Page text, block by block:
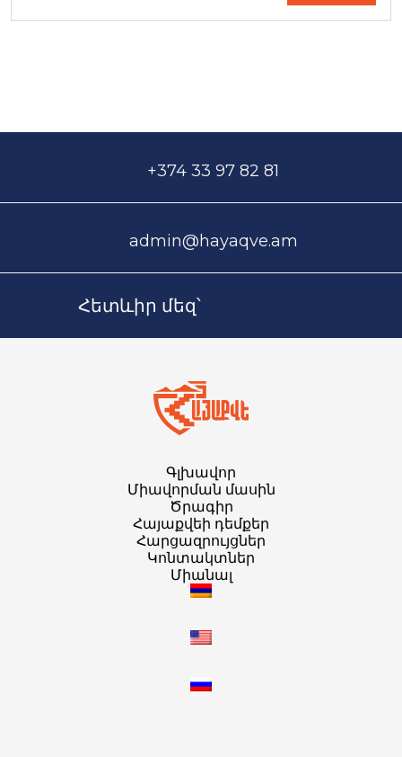
+374 33 97 82 81
admin@hayaqve.am
Հետևիր մեզ՝
Գլխավոր
Միավորման մասին
Ծրագիր
Հայաքվեի դեմքեր
Հարցազրույցներ
Կոնտակտներ
Միանալ